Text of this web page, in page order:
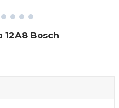
12A8 Bosch